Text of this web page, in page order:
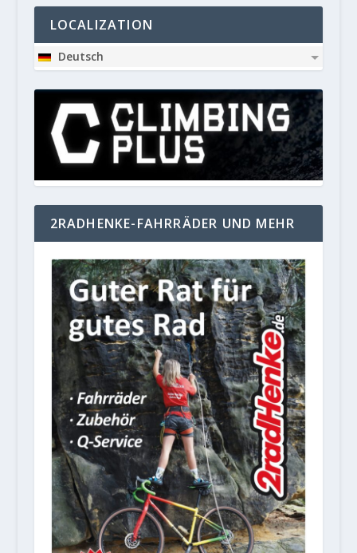
LOCALIZATION
Deutsch
2RADHENKE-FAHRRÄDER UND MEHR